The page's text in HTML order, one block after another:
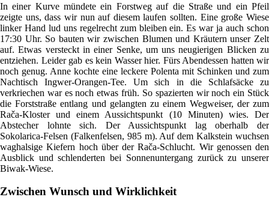
In einer Kurve mündete ein Forstweg auf die Straße und ein Pfeil
zeigte uns, dass wir nun auf diesem laufen sollten. Eine große Wiese
linker Hand lud uns regelrecht zum bleiben ein. Es war ja auch schon
17:30 Uhr. So bauten wir zwischen Blumen und Kräutern unser Zelt
auf. Etwas versteckt in einer Senke, um uns neugierigen Blicken zu
entziehen. Leider gab es kein Wasser hier. Fürs Abendessen hatten wir
noch genug. Anne kochte eine leckere Polenta mit Schinken und zum
Nachtisch Ingwer-Orangen-Tee. Um sich in die Schlafsäcke zu
verkriechen war es noch etwas früh. So spazierten wir noch ein Stück
die Forststraße entlang und gelangten zu einem Wegweiser, der zum
Rača-Kloster und einem Aussichtspunkt (10 Minuten) wies. Der
Abstecher lohnte sich. Der Aussichtspunkt lag oberhalb der
Sokolarica-Felsen (Falkenfelsen, 985 m). Auf dem Kalkstein wuchsen
waghalsige Kiefern hoch über der Rača-Schlucht. Wir genossen den
Ausblick und schlenderten bei Sonnenuntergang zurück zu unserer
Biwak-Wiese.
Zwischen Wunsch und Wirklichkeit